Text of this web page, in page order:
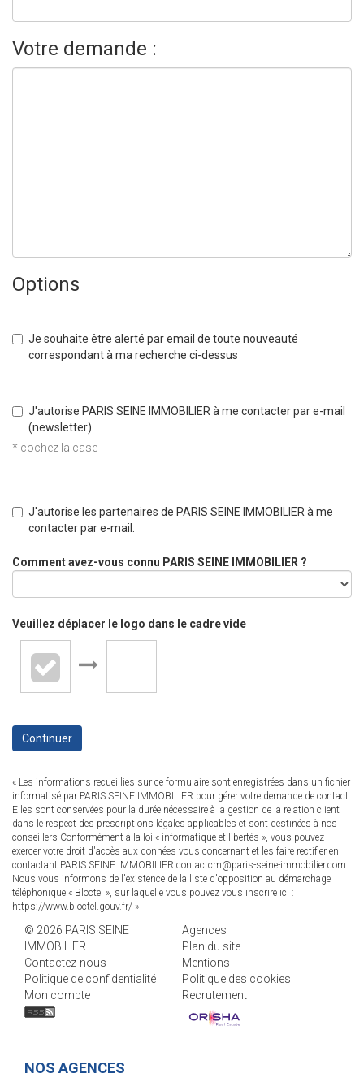
Votre demande :
Options
Je souhaite être alerté par email de toute nouveauté
correspondant à ma recherche ci-dessus
J'autorise PARIS SEINE IMMOBILIER à me contacter par e-mail
(newsletter)
* cochez la case
J'autorise les partenaires de PARIS SEINE IMMOBILIER à me
contacter par e-mail.
Comment avez-vous connu PARIS SEINE IMMOBILIER ?
Veuillez déplacer le logo dans le cadre vide
Continuer
« Les informations recueillies sur ce formulaire sont enregistrées dans un fichier
informatisé par PARIS SEINE IMMOBILIER pour gérer votre demande de contact.
Elles sont conservées pour la durée nécessaire à la gestion de la relation client
dans le respect des prescriptions légales applicables et sont destinées à nos
conseillers Conformément à la loi « informatique et libertés », vous pouvez
exercer votre droit d'accès aux données vous concernant et les faire rectifier en
contactant PARIS SEINE IMMOBILIER contactcm@paris-seine-immobilier.com.
Nous vous informons de l'existence de la liste d'opposition au démarchage
téléphonique « Bloctel », sur laquelle vous pouvez vous inscrire ici :
https://www.bloctel.gouv.fr/ »
© 2026 PARIS SEINE
IMMOBILIER
Agences
Plan du site
Contactez-nous
Mentions
Politique de confidentialité
Politique des cookies
Mon compte
Recrutement
NOS AGENCES